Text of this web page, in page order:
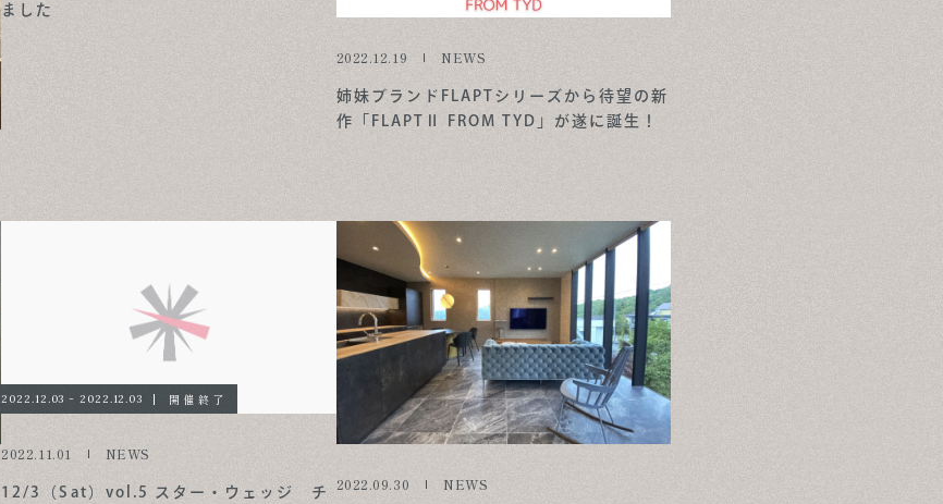
ました
2022.12.19 NEWS
姉妹ブランドFLAPTシリーズから待望の新
作「FLAPTⅡ FROM TYD」が遂に誕生！
2022.12.03 - 2022.12.03 開催終了
2022.11.01 NEWS
12/3（Sat）vol.5 スター・ウェッジ チ
2022.09.30 NEWS